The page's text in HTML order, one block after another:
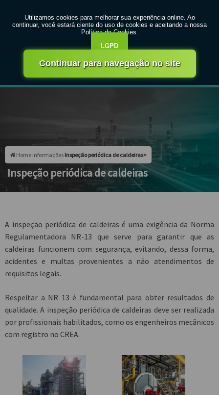
MENU
Entre em contato com um de nossos especialistas!
Home Informações Inspeção periódica de caldeiras>
Inspeção periódica de caldeiras
A inspeção periódica de caldeiras é uma exigência da Norma
Regulamentadora NR-13 que serve para garantir que as
caldeiras funcionem com segurança, evitando, dessa forma,
acidentes e multas provenientes a não atendimentos de
requisitos legais.
Respeitar a NR 13 é fundamental para obter resultados de
qualidade. A inspeção periódica de caldeiras deve ser realizada
por profissionais habilitados, como os engenheiros mecânicos
com registro no CREA.